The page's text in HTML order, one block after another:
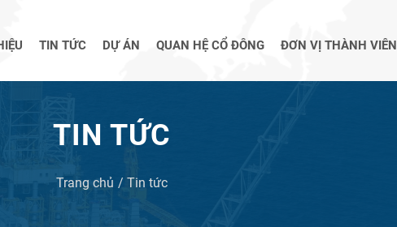
TIN TỨC DỰ ÁN QUAN HỆ CỔ ĐÔNG ĐƠN VỊ THÀNH VIÊN
TIN TỨC
Trang chủ Tin tức